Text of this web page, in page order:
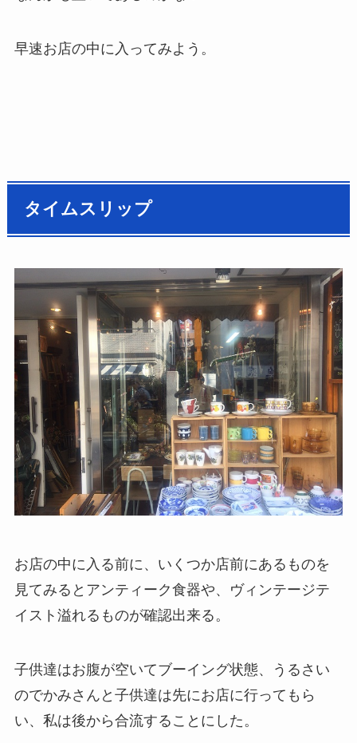
早速お店の中に入ってみよう。
タイムスリップ
お店の中に入る前に、いくつか店前にあるものを
見てみるとアンティーク食器や、ヴィンテージテ
イスト溢れるものが確認出来る。
子供達はお腹が空いてブーイング状態、うるさい
のでかみさんと子供達は先にお店に行ってもら
い、私は後から合流することにした。